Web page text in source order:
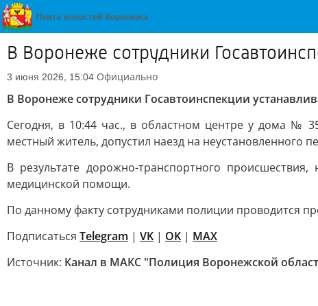
В Воронеже сотрудники
3 июня 2026, 15:04 Официально
В Воронеже сотрудники Госавтоинспекции
Сегодня, в 10:44 час., в областном центре у дома №
местный житель, допустил наезд на
В результате дорожно-транспортного
медицинской помощи.
По данному факту сотрудниками полиции проводится
Подписаться Telegram | VK | OK | MAX
Источник: Канал в МАКС "Полиция Воронежской